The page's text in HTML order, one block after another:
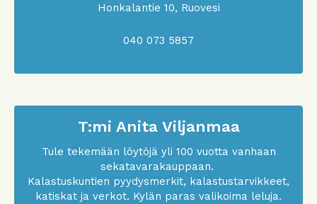
Honkalantie 10, Ruovesi
040 073 5857
T:mi Anita Viljanmaa
Tule tekemään löytöjä yli 100 vuotta vanhaan
sekatavarakauppaan.
Kalastuskuntien pyydysmerkit, kalastustarvikkeet,
katiskat ja verkot. Kylän paras valikoima leluja.